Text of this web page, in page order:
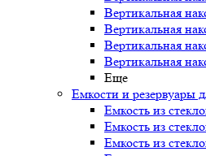
Вертикальная
Вертикальная
Вертикальная
Вертикальная
Еще
Емкости и резервуары
Емкость из
Емкость из
Емкость из